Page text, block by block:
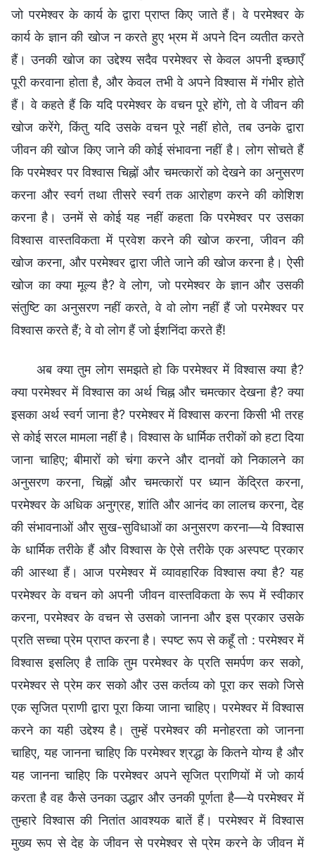
जो परमेश्वर के कार्य के द्वारा प्राप्त किए जाते हैं। वे परमेश्वर के
कार्य के ज्ञान की खोज न करते हुए भ्रम में अपने दिन व्यतीत करते
हैं। उनकी खोज का उद्देश्य सदैव परमेश्वर से केवल अपनी इच्छाएँ
पूरी करवाना होता है, और केवल तभी वे अपने विश्वास में गंभीर होते
हैं। वे कहते हैं कि यदि परमेश्वर के वचन पूरे होंगे, तो वे जीवन की
खोज करेंगे, किंतु यदि उसके वचन पूरे नहीं होते, तब उनके द्वारा
जीवन की खोज किए जाने की कोई संभावना नहीं है। लोग सोचते हैं
कि परमेश्वर पर विश्वास चिह्नों और चमत्कारों को देखने का अनुसरण
करना और स्वर्ग तथा तीसरे स्वर्ग तक आरोहण करने की कोशिश
करना है। उनमें से कोई यह नहीं कहता कि परमेश्वर पर उसका
विश्वास वास्तविकता में प्रवेश करने की खोज करना, जीवन की
खोज करना, और परमेश्वर द्वारा जीते जाने की खोज करना है। ऐसी
खोज का क्या मूल्य है? वे लोग, जो परमेश्वर के ज्ञान और उसकी
संतुष्टि का अनुसरण नहीं करते, वे वो लोग नहीं हैं जो परमेश्वर पर
विश्वास करते हैं; वे वो लोग हैं जो ईशनिंदा करते हैं!
अब क्या तुम लोग समझते हो कि परमेश्वर में विश्वास क्या है?
क्या परमेश्वर में विश्वास का अर्थ चिह्न और चमत्कार देखना है? क्या
इसका अर्थ स्वर्ग जाना है? परमेश्वर में विश्वास करना किसी भी तरह
से कोई सरल मामला नहीं है। विश्वास के धार्मिक तरीकों को हटा दिया
जाना चाहिए; बीमारों को चंगा करने और दानवों को निकालने का
अनुसरण करना, चिह्नों और चमत्कारों पर ध्यान केंद्रित करना,
परमेश्वर के अधिक अनुग्रह, शांति और आनंद का लालच करना, देह
की संभावनाओं और सुख-सुविधाओं का अनुसरण करना—ये विश्वास
के धार्मिक तरीके हैं और विश्वास के ऐसे तरीके एक अस्पष्ट प्रकार
की आस्था हैं। आज परमेश्वर में व्यावहारिक विश्वास क्या है? यह
परमेश्वर के वचन को अपनी जीवन वास्तविकता के रूप में स्वीकार
करना, परमेश्वर के वचन से उसको जानना और इस प्रकार उसके
प्रति सच्चा प्रेम प्राप्त करना है। स्पष्ट रूप से कहूँ तो : परमेश्वर में
विश्वास इसलिए है ताकि तुम परमेश्वर के प्रति समर्पण कर सको,
परमेश्वर से प्रेम कर सको और उस कर्तव्य को पूरा कर सको जिसे
एक सृजित प्राणी द्वारा पूरा किया जाना चाहिए। परमेश्वर में विश्वास
करने का यही उद्देश्य है। तुम्हें परमेश्वर की मनोहरता को जानना
चाहिए, यह जानना चाहिए कि परमेश्वर श्रद्धा के कितने योग्य है और
यह जानना चाहिए कि परमेश्वर अपने सृजित प्राणियों में जो कार्य
करता है वह कैसे उनका उद्धार और उनकी पूर्णता है—ये परमेश्वर में
तुम्हारे विश्वास की नितांत आवश्यक बातें हैं। परमेश्वर में विश्वास
मुख्य रूप से देह के जीवन से परमेश्वर से प्रेम करने के जीवन में